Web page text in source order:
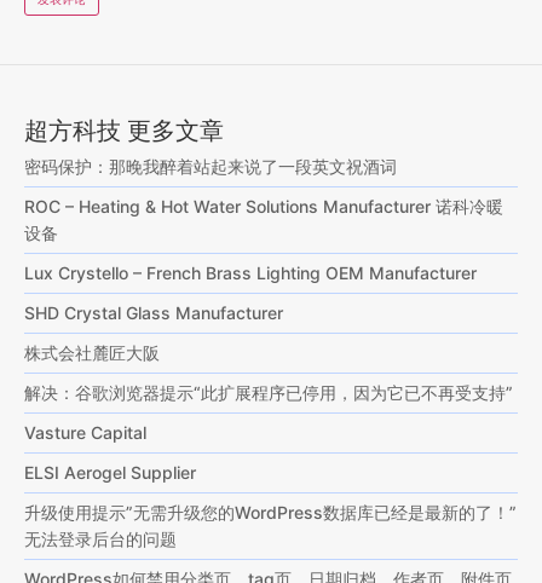
超方科技 更多文章
密码保护：那晚我醉着站起来说了一段英文祝酒词
ROC – Heating & Hot Water Solutions Manufacturer 诺科冷暖
设备
Lux Crystello – French Brass Lighting OEM Manufacturer
SHD Crystal Glass Manufacturer
株式会社麓匠大阪
解决：谷歌浏览器提示“此扩展程序已停用，因为它已不再受支持”
Vasture Capital
ELSI Aerogel Supplier
升级使用提示”无需升级您的WordPress数据库已经是最新的了！”
无法登录后台的问题